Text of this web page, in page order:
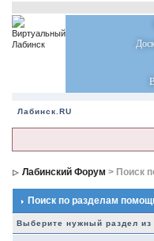
Лабинск.RU
Лабинский Форум > Поиск
Поиск по разделам
Выберите нужный раздел из